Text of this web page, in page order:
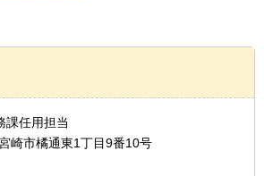
課任用担当
崎市橘通東1丁目9番10号